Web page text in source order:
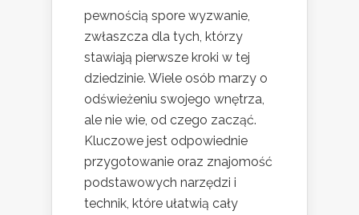
pewnością spore wyzwanie,
zwłaszcza dla tych, którzy
stawiają pierwsze kroki w tej
dziedzinie. Wiele osób marzy o
odświeżeniu swojego wnętrza,
ale nie wie, od czego zacząć.
Kluczowe jest odpowiednie
przygotowanie oraz znajomość
podstawowych narzędzi i
technik, które ułatwią cały